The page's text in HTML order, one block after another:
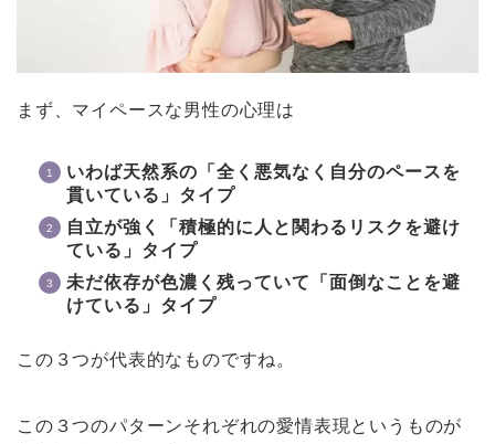
まず、マイペースな男性の心理は
いわば天然系の「全く悪気なく自分のペースを
貫いている」タイプ
自立が強く「積極的に人と関わるリスクを避け
ている」タイプ
未だ依存が色濃く残っていて「面倒なことを避
けている」タイプ
この３つが代表的なものですね。
この３つのパターンそれぞれの愛情表現というものが